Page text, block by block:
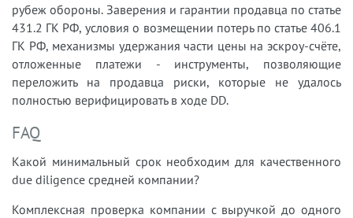
рубеж обороны. Заверения и гарантии продавца по статье
431.2 ГК РФ, условия о возмещении потерь по статье 406.1
ГК РФ, механизмы удержания части цены на эскроу-счёте,
отложенные платежи - инструменты, позволяющие
переложить на продавца риски, которые не удалось
полностью верифицировать в ходе DD.
FAQ
Какой минимальный срок необходим для качественного
due diligence средней компании?
Комплексная проверка компании с выручкой до одного